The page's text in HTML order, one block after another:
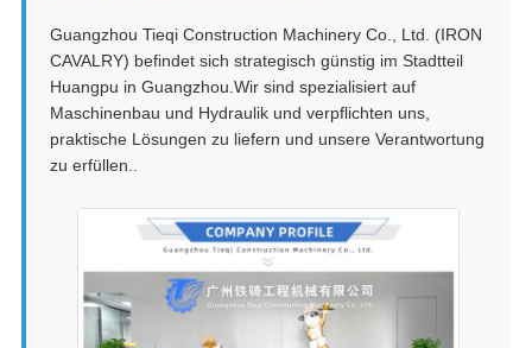
Guangzhou Tieqi Construction Machinery Co., Ltd. (IRON
CAVALRY) befindet sich strategisch günstig im Stadtteil
Huangpu in Guangzhou.Wir sind spezialisiert auf
Maschinenbau und Hydraulik und verpflichten uns,
praktische Lösungen zu liefern und unsere Verantwortung
zu erfüllen..